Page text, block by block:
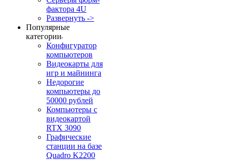
фактора 4U
Развернуть ->
Популярные
категории
Конфигуратор
компьютеров
Видеокарты для
игр и майнинга
Недорогие
компьютеры до
50000 рублей
Компьютеры с
видеокартой
RTX 3090
Графические
станции на базе
Quadro K2200